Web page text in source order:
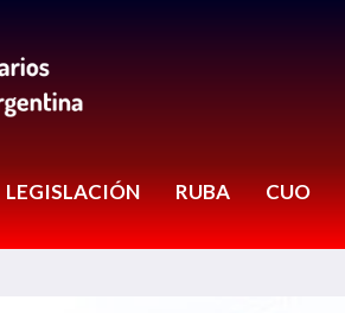
LEGISLACIÓN RUBA CUO